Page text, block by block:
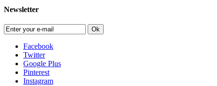
Newsletter
Ok
Facebook
Twitter
Google Plus
Pinterest
Instagram